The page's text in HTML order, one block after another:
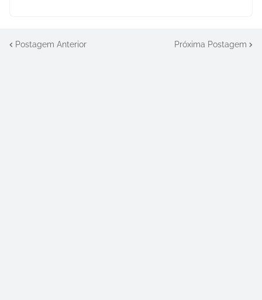
Postagem Anterior Próxima Postagem